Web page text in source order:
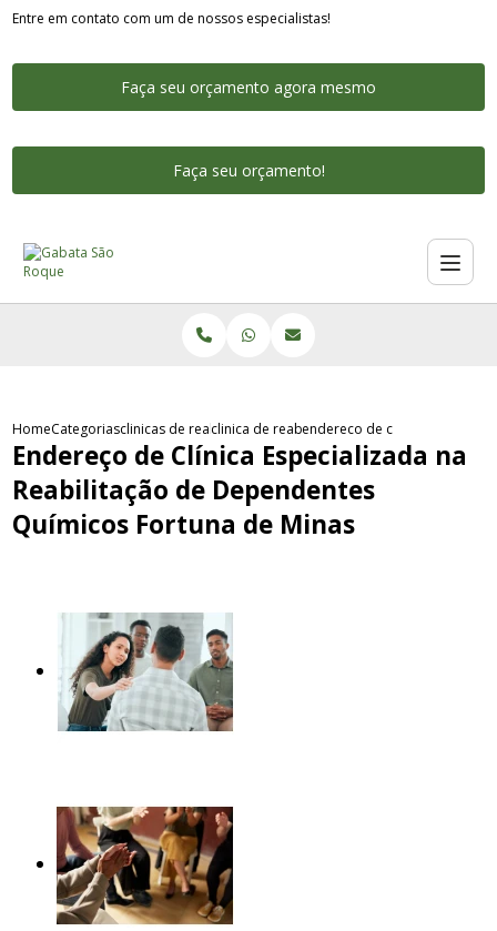
Entre em contato com um de nossos especialistas!
Faça seu orçamento agora mesmo
Faça seu orçamento!
HomeCategoriasclinicas de reabilitacao para dependentes quimicos
clinica de reabilitacao para dependente
endereco de clinica
Endereço de Clínica Especializada na
Reabilitação de Dependentes
Químicos Fortuna de Minas